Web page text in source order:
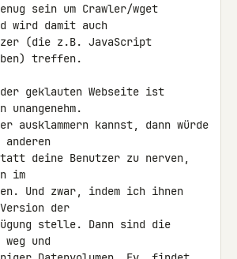
sein um Crawler/wget
wird damit auch
(die z.B. JavaScript
treffen.
der geklauten Webseite ist
ausklammern kannst, dann würde
deine Benutzer zu nerven,
im
Und zwar, indem ich ihnen
der
stelle. Dann sind die
und